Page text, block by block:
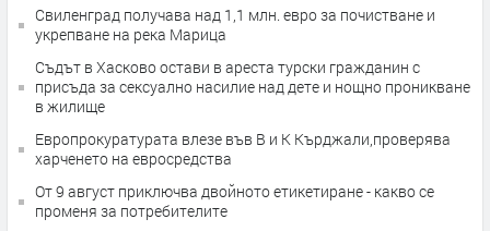
Свиленград получава над 1,1 млн. евро за почистване и
укрепване на река Марица
Съдът в Хасково остави в ареста турски гражданин с
присъда за сексуално насилие над дете и нощно проникване
в жилище
Европрокуратурата влезе във В и К Кърджали,проверява
харченето на евросредства
От 9 август приключва двойното етикетиране - какво се
променя за потребителите